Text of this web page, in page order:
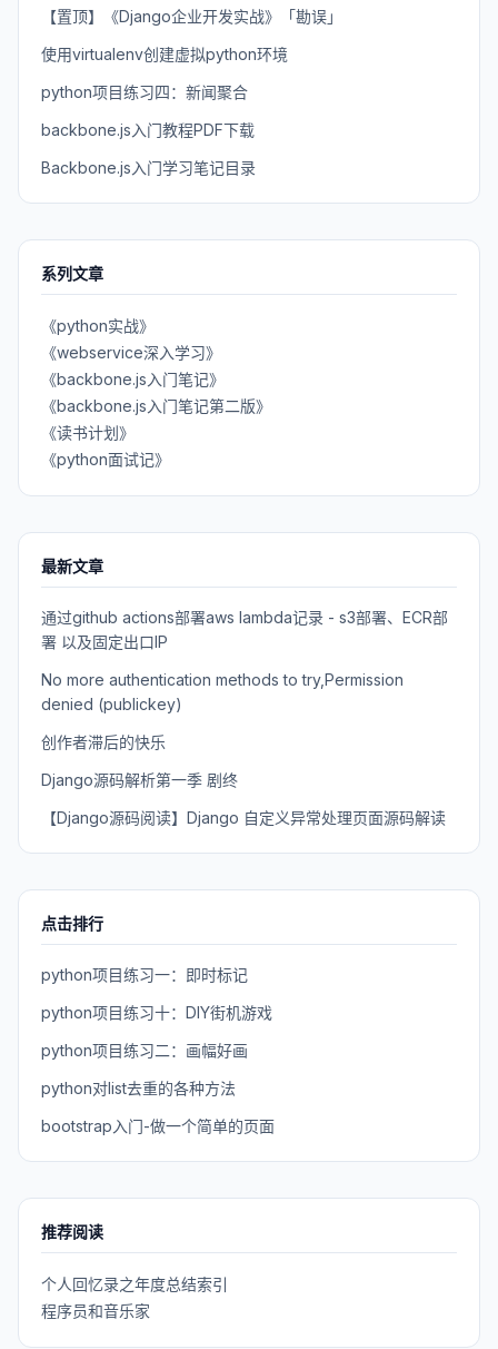
【置顶】《Django企业开发实战》「勘误」
使用virtualenv创建虚拟python环境
python项目练习四：新闻聚合
backbone.js入门教程PDF下载
Backbone.js入门学习笔记目录
系列文章
《python实战》
《webservice深入学习》
《backbone.js入门笔记》
《backbone.js入门笔记第二版》
《读书计划》
《python面试记》
最新文章
通过github actions部署aws lambda记录 - s3部署、ECR部
署 以及固定出口IP
No more authentication methods to try,Permission
denied (publickey)
创作者滞后的快乐
Django源码解析第一季 剧终
【Django源码阅读】Django 自定义异常处理页面源码解读
点击排行
python项目练习一：即时标记
python项目练习十：DIY街机游戏
python项目练习二：画幅好画
python对list去重的各种方法
bootstrap入门-做一个简单的页面
推荐阅读
个人回忆录之年度总结索引
程序员和音乐家